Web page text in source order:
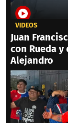
VIDEOS
Juan
con Rueda
Alejandro